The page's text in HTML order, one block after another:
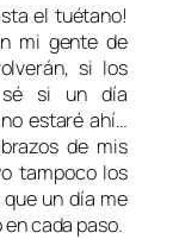
el tuétano!
mi gente de
si los
sé si un día
estaré ahí…
de mis
tampoco los
un día me
cada paso.